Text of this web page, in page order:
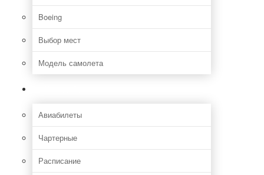
Boeing
Выбор мест
Модель самолета
Авиабилеты
Чартерные
Расписание